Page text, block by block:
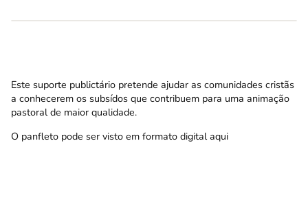
Este suporte publictário pretende ajudar as comunidades cristãs
a conhecerem os subsídos que contribuem para uma animação
pastoral de maior qualidade.
O panfleto pode ser visto em formato digitalaqui